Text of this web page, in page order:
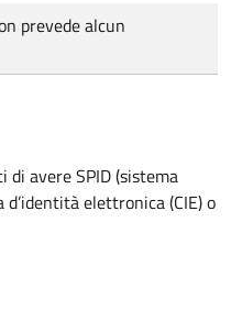
prevede alcun
di avere SPID (sistema
elettronica (CIE) o